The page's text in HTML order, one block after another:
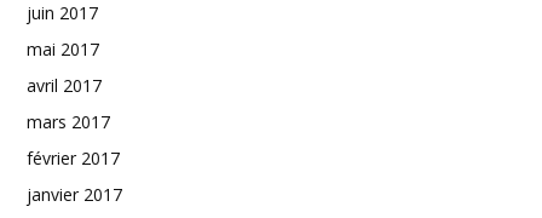
juin 2017
mai 2017
avril 2017
mars 2017
février 2017
janvier 2017